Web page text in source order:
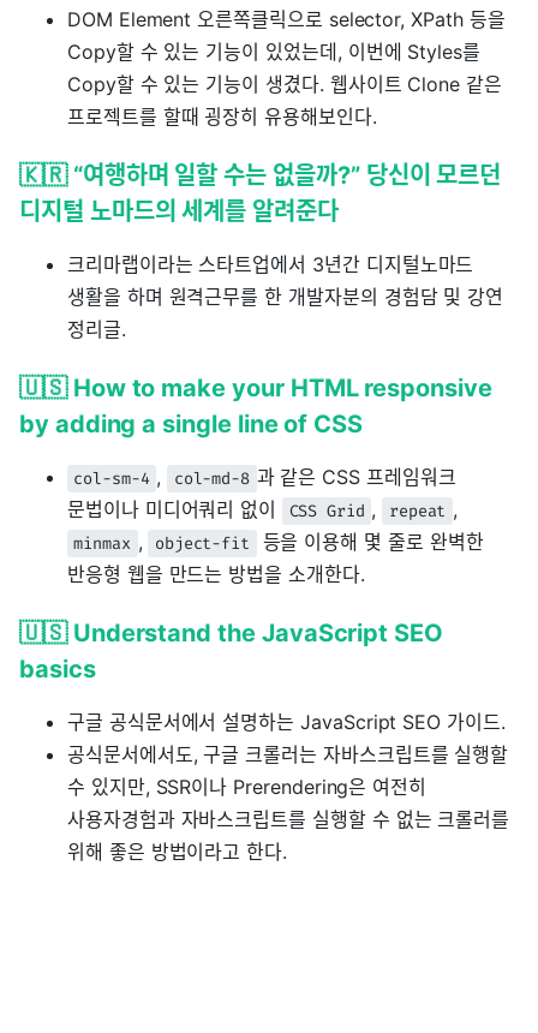
DOM Element 오른쪽클릭으로 selector, XPath 등을
Copy할 수 있는 기능이 있었는데, 이번에 Styles를
Copy할 수 있는 기능이 생겼다. 웹사이트 Clone 같은
프로젝트를 할때 굉장히 유용해보인다.
🇰🇷 “여행하며 일할 수는 없을까?” 당신이 모르던
디지털 노마드의 세계를 알려준다
크리마랩이라는 스타트업에서 3년간 디지털노마드
생활을 하며 원격근무를 한 개발자분의 경험담 및 강연
정리글.
🇺🇸 How to make your HTML responsive
by adding a single line of CSS
col-sm-4 , col-md-8 과 같은 CSS 프레임워크
문법이나 미디어쿼리 없이
CSS Grid , repeat ,
minmax , object-fit
등을 이용해 몇 줄로 완벽한
반응형 웹을 만드는 방법을 소개한다.
🇺🇸 Understand the JavaScript SEO
basics
구글 공식문서에서 설명하는 JavaScript SEO 가이드.
공식문서에서도, 구글 크롤러는 자바스크립트를 실행할
수 있지만, SSR이나 Prerendering은 여전히
사용자경험과 자바스크립트를 실행할 수 없는 크롤러를
위해 좋은 방법이라고 한다.